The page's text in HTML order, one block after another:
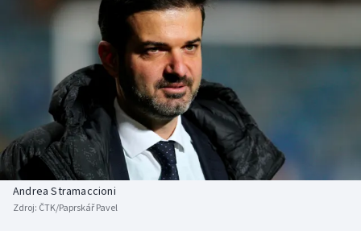
DALŠÍ SPORTY
Americký fotbal
Baseball a softbal
Basketbal
Biatlon
Boby a skeleton
NEPŘEHLÉDNĚTE
Soutěže
Historické návraty
Aplikace ČT sport
AZ kvíz
Andrea Stramaccioni
Zdroj: ČTK/Paprskář Pavel